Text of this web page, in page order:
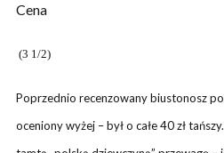
Cena
(3 1/2)
Poprzednio recenzowany biustonosz
oceniony wyżej – był o całe 40 zł